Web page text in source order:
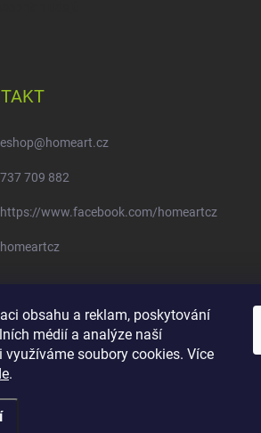
obsahu a reklam, poskytování
médií a analýze naší
využíváme soubory cookies. Více
.
eshop@homeart.cz
737 709 882
https://www.facebook.com/homeartcz
homeartcz
nastavení cookies